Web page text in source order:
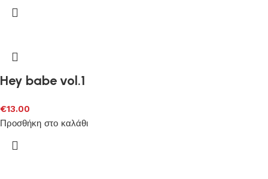
Hey babe vol.1
€13.00
Προσθήκη στο καλάθι